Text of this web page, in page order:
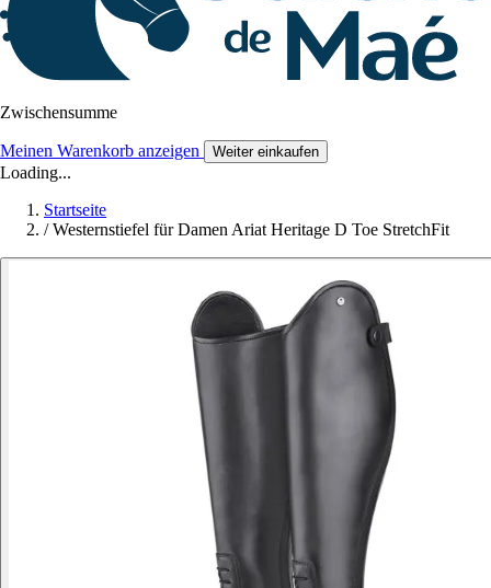
Zwischensumme
Meinen Warenkorb anzeigen Weiter einkaufen
Loading...
Startseite
/ Westernstiefel für Damen Ariat Heritage D Toe StretchFit